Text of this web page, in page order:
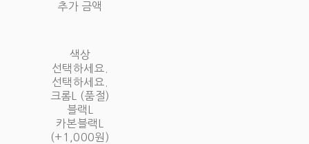
추가 금액
색상
선택하세요.
선택하세요.
크롬L (품절)
블랙L
카본블랙L
(+1,000원)